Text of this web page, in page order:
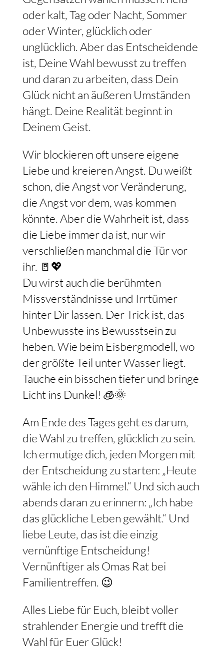
oder kalt, Tag oder Nacht, Sommer
oder Winter, glücklich oder
unglücklich. Aber das Entscheidende
ist, Deine Wahl bewusst zu treffen
und daran zu arbeiten, dass Dein
Glück nicht an äußeren Umständen
hängt. Deine Realität beginnt in
Deinem Geist.
Wir blockieren oft unsere eigene
Liebe und kreieren Angst. Du weißt
schon, die Angst vor Veränderung,
die Angst vor dem, was kommen
könnte. Aber die Wahrheit ist, dass
die Liebe immer da ist, nur wir
verschließen manchmal die Tür vor
ihr. 🚪💖
Du wirst auch die berühmten
Missverständnisse und Irrtümer
hinter Dir lassen. Der Trick ist, das
Unbewusste ins Bewusstsein zu
heben. Wie beim Eisbergmodell, wo
der größte Teil unter Wasser liegt.
Tauche ein bisschen tiefer und bringe
Licht ins Dunkel! 🧊🌞
Am Ende des Tages geht es darum,
die Wahl zu treffen, glücklich zu sein.
Ich ermutige dich, jeden Morgen mit
der Entscheidung zu starten: „Heute
wähle ich den Himmel.“ Und sich auch
abends daran zu erinnern: „Ich habe
das glückliche Leben gewählt.“ Und
liebe Leute, das ist die einzig
vernünftige Entscheidung!
Vernünftiger als Omas Rat bei
Familientreffen. 😉
Alles Liebe für Euch, bleibt voller
strahlender Energie und trefft die
Wahl für Euer Glück!